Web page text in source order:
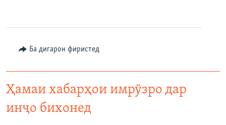
Ба дигарон фиристед
Ҳамаи хабарҳои имрӯзро дар
инҷо бихонед